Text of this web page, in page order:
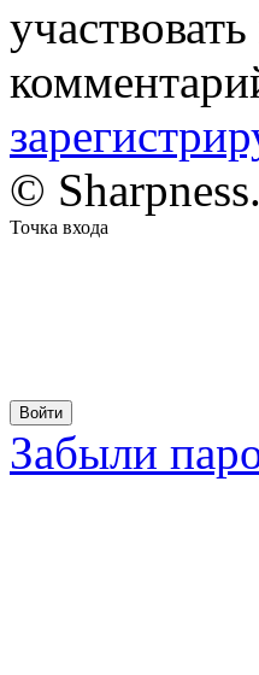
©
Точка входа
Забыли